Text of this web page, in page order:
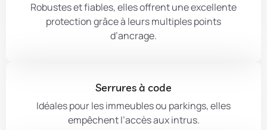
Robustes et fiables, elles offrent une excellente
protection grâce à leurs multiples points
d’ancrage.
Serrures à code
Idéales pour les immeubles ou parkings, elles
empêchent l’accès aux intrus.